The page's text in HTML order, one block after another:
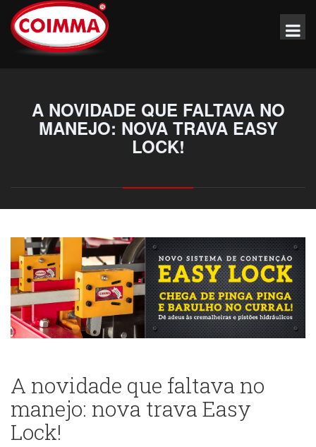
A NOVIDADE QUE FALTAVA NO
MANEJO: NOVA TRAVA EASY
LOCK!
A novidade que faltava no
manejo: nova trava Easy
Lock!